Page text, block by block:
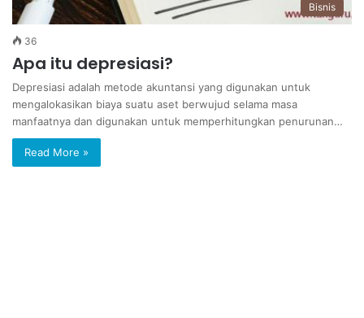
Bisnis
36
Apa itu depresiasi?
Depresiasi adalah metode akuntansi yang digunakan untuk
mengalokasikan biaya suatu aset berwujud selama masa
manfaatnya dan digunakan untuk memperhitungkan penurunan…
Read More »